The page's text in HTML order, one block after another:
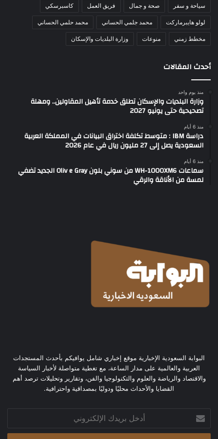
سياحة و سفر صحة و جمال فريق العمل كاسبرسكي
لولو هايبرماركت محمد جلمي الحساني محمد حلمي الحساني
مخطط زمني منوعات وزارة البلديات والإسكان
أحدث المقالات
منذ يوم واحد
وزارة البلديات والإسكان تطلق خدمة تأهيل المقاولين.. ومهلة
تصحيحية حتى يونيو 2027
منذ 6 أيام
دراسة IBM : متوسط تكلفة اختراق البيانات في المملكة العربية
السعودية يصل إلى 27 مليون ريال في عام 2026
منذ 6 أيام
سماعات WH-1000XM6 من سوني بلون Oliv e Gray الجديد تضفي
لمسة من الأناقة والرقي
البوابة السعودية الإخبارية موقع إخباري شامل يوافيكم بأحدث المستجدات
العربية والعالمية على مدار الساعة، مع تغطية متواصلة لأخبار السياسة
والاقتصاد والرياضة والعلوم والتكنولوجيا والفن، وتقارير وتحليلات ترصد أهم
القضايا والأحداث محليًا ودوليًا بمصداقية واحترافية.
بريدك
الإلكتروني